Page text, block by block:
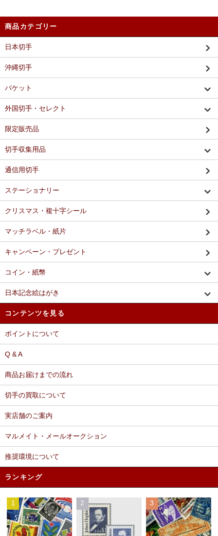
商品カテゴリー
日本切手
沖縄切手
パケット
外国切手・セレクト
限定販売品
切手収集用品
通信用切手
ステーショナリー
クリスマス・複十字シール
マッチラベル・紙片
キャンペーン・プレゼント
コイン・紙幣
日本記念絵はがき
コンテンツを見る
ポイントについて
Q & A
商品お届けまでの流れ
切手の買取について
実店舗のご案内
マルメイト・メールオークション
推奨環境について
ランキング
1 2 3